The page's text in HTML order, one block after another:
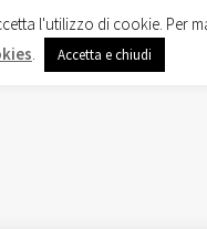
l'utilizzo di cookie. Per
. Accetta e chiudi